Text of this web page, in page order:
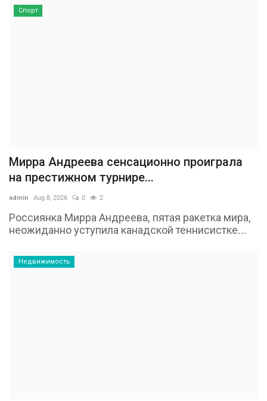
Спорт
Мирра Андреева сенсационно проиграла
на престижном турнире...
admin Aug 8, 2026 0 2
Россиянка Мирра Андреева, пятая ракетка мира,
неожиданно уступила канадской теннисистке...
Недвижимость